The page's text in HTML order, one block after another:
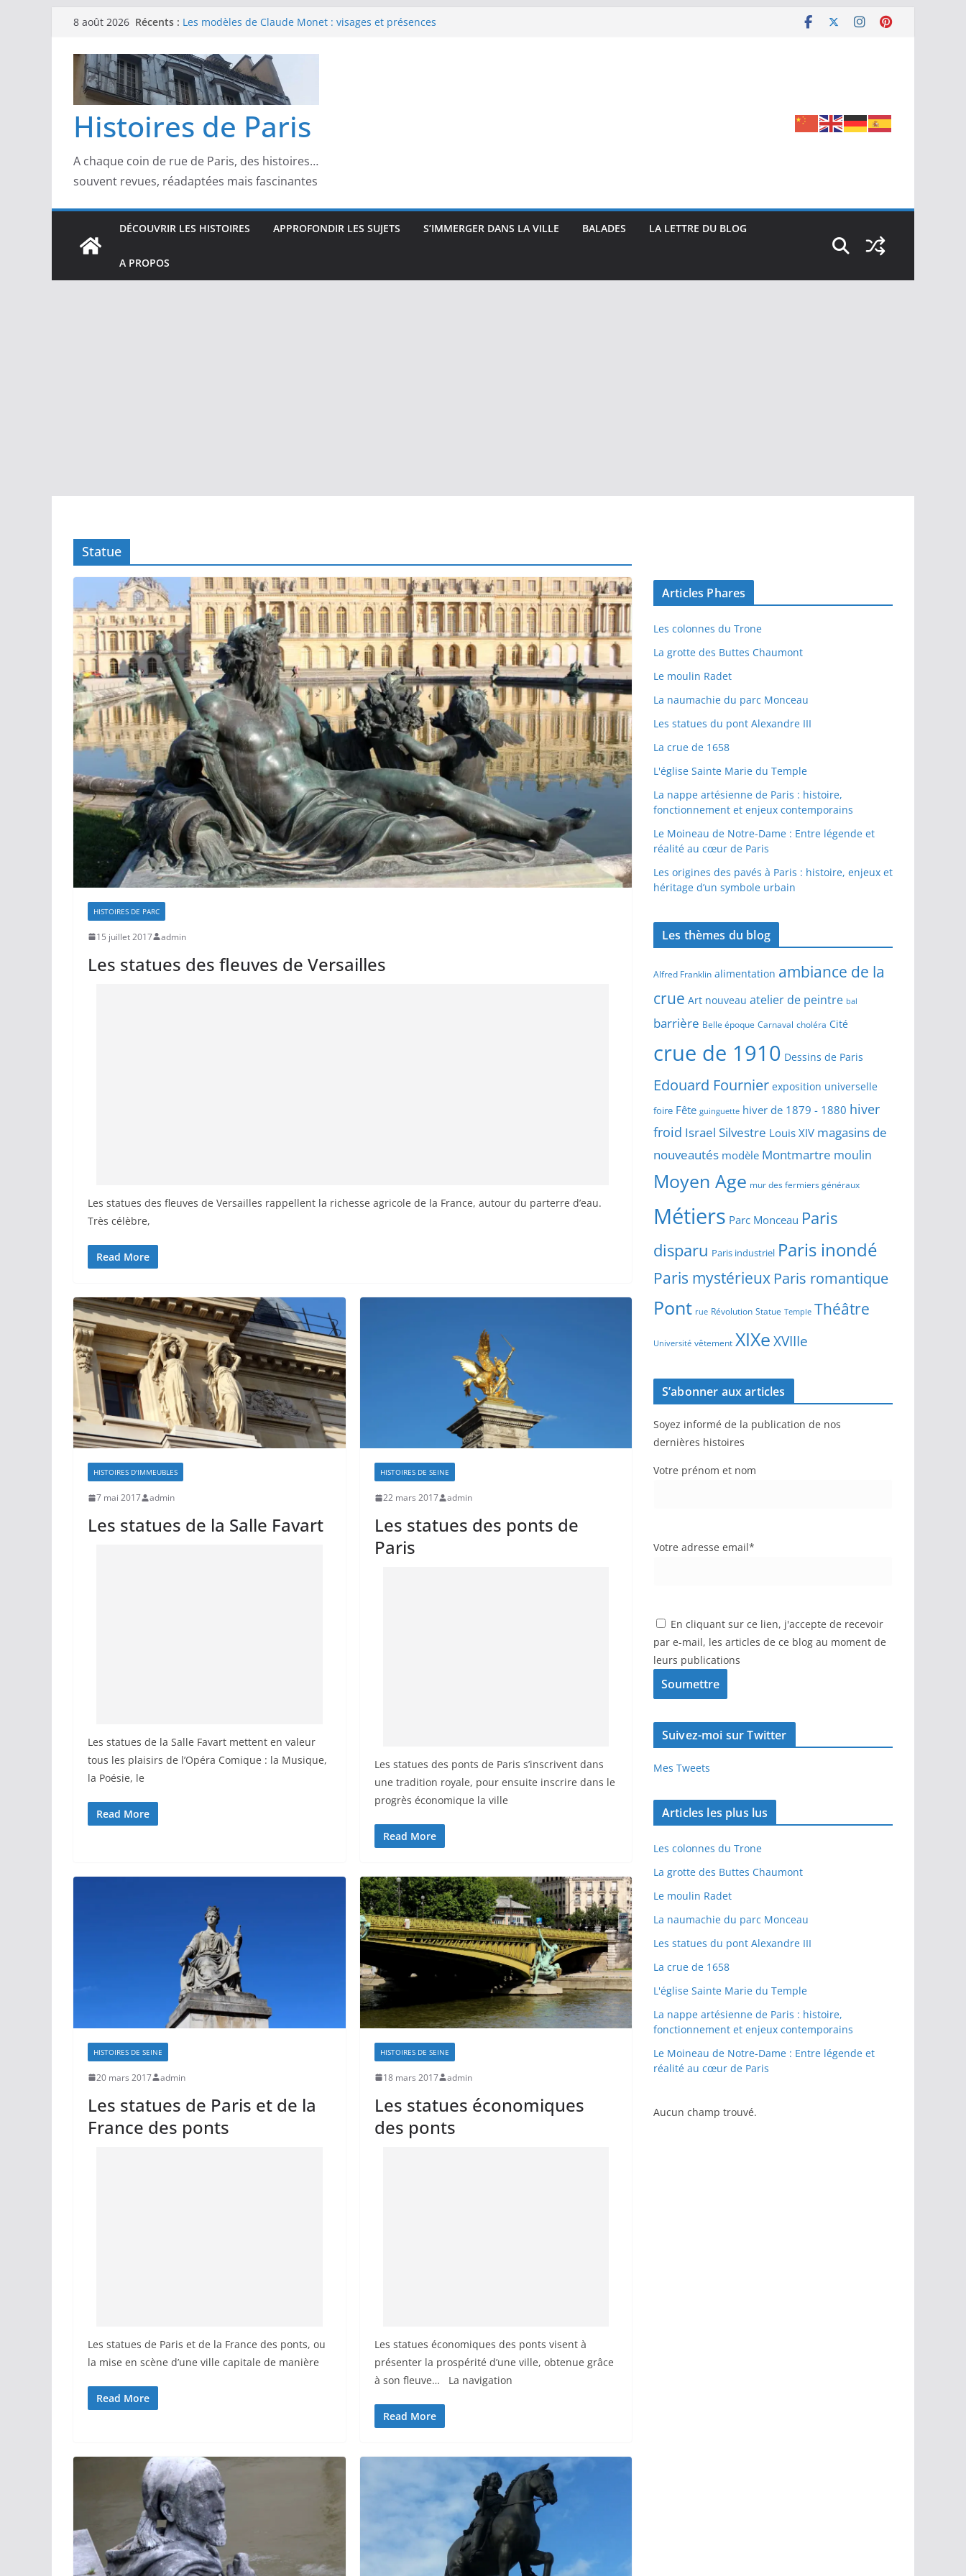
Passer
contenu
8 août 2026 Récents : Les modèles de Claude Monet : visages et présences
confidences de la Belle Époque
Les modèles de Pierre‑Auguste Renoir : visages, corps et
complicités au cœur de l’impressionnisme
Les modèles de Degas : danseuses, travailleuses et visages
d’un Paris moderne
Les modèles de Manet : entre intimité, modernité et
Histoires de Paris
A chaque coin de rue de Paris, des histoires…
souvent revues, réadaptées mais fascinantes
DÉCOUVRIR LES HISTOIRES APPROFONDIR LES SUJETS S’IMMERGER DANS LA VILLE BALADES LA LETTRE DU BLOG
A PROPOS
Statue
HISTOIRES DE PARC
15 juillet 2017 admin
Les statues des fleuves de Versailles
Les statues des fleuves de Versailles rappellent la richesse agricole de la France, autour du parterre d’eau.
Très célèbre,
Read More
HISTOIRES D'IMMEUBLES
7 mai 2017 admin
Les statues de la Salle Favart
Les statues de la Salle Favart mettent en valeur
tous les plaisirs de l’Opéra Comique : la Musique,
la Poésie, le
Read More
HISTOIRES DE SEINE
22 mars 2017 admin
Les statues des ponts de
Paris
Les statues des ponts de Paris s’inscrivent dans
une tradition royale, pour ensuite inscrire dans le
progrès économique la ville
Read More
HISTOIRES DE SEINE
20 mars 2017 admin
Les statues de Paris et de la
France des ponts
Les statues de Paris et de la France des ponts, ou
la mise en scène d’une ville capitale de manière
Read More
HISTOIRES DE SEINE
18 mars 2017 admin
Les statues économiques
des ponts
Les statues économiques des ponts visent à
présenter la prospérité d’une ville, obtenue grâce
à son fleuve… La navigation
Read More
Articles Phares
Les colonnes du Trone
La grotte des Buttes Chaumont
Le moulin Radet
La naumachie du parc Monceau
Les statues du pont Alexandre III
La crue de 1658
L'église Sainte Marie du Temple
La nappe artésienne de Paris : histoire,
fonctionnement et enjeux contemporains
Le Moineau de Notre-Dame : Entre légende et
réalité au cœur de Paris
Les origines des pavés à Paris : histoire, enjeux et
héritage d’un symbole urbain
Les thèmes du blog
Alfred Franklin alimentation ambiance de la
crue Art nouveau atelier de peintre bal
barrière Belle époque Carnaval choléra Cité
crue de 1910 Dessins de Paris
Edouard Fournier exposition universelle
foire Fête guinguette hiver de 1879 - 1880 hiver
froid Israel Silvestre Louis XIV magasins de
nouveautés modèle Montmartre moulin
Moyen Age mur des fermiers généraux
Métiers Parc Monceau Paris
disparu Paris industriel Paris inondé
Paris mystérieux Paris romantique
Pont rue Révolution Statue Temple Théâtre
Université vêtement XIXeXVIIIe
S’abonner aux articles
Soyez informé de la publication de nos
dernières histoires
Votre prénom et nom
Votre adresse email*
En cliquant sur ce lien, j'accepte de recevoir
par e-mail, les articles de ce blog au moment de
leurs publications
Suivez-moi sur Twitter
Mes Tweets
Articles les plus lus
Les colonnes du Trone
La grotte des Buttes Chaumont
Le moulin Radet
La naumachie du parc Monceau
Les statues du pont Alexandre III
La crue de 1658
L'église Sainte Marie du Temple
La nappe artésienne de Paris : histoire,
fonctionnement et enjeux contemporains
Le Moineau de Notre-Dame : Entre légende et
réalité au cœur de Paris
Aucun champ trouvé.